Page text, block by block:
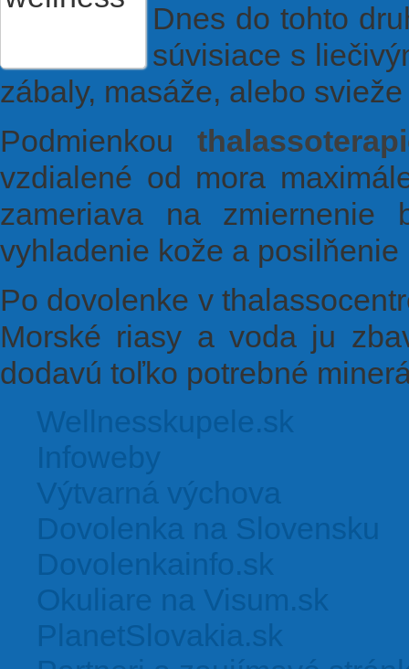
Dnes do tohto
súvisiace s
zábaly, masáže, alebo
Podmienkou
vzdialené od mora
zameriava na zmiernenie
vyhladenie kože a
Po dovolenke v
Morské riasy a voda ju
dodavú toľko potrebné
Wellnesskupele.sk
Infoweby
Výtvarná výchova
Dovolenka na Slovensku
Dovolenkainfo.sk
Okuliare na Visum.sk
PlanetSlovakia.sk